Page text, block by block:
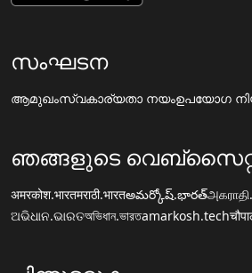
സംഘടന
ആമുഖംസ്വകാര്യതാ നയംഉപയോഗ
ഞങ്ങളുടെ
अमरकोश.भारतमराठी.भारतఅమర్కోష్.భారత్
ଅଭିଧାନ.ଭାରତঅভিধান.ভারতamarkosh.tech